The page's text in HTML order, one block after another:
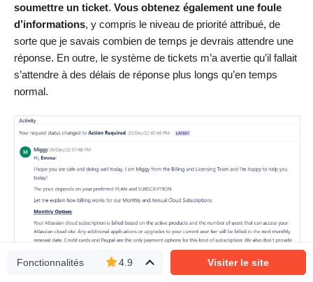
soumettre un ticket. Vous obtenez également une foule
d’informations, y compris le niveau de priorité attribué, de
sorte que je savais combien de temps je devrais attendre une
réponse. En outre, le système de tickets m’a avertie qu’il fallait
s’attendre à des délais de réponse plus longs qu’en temps
normal.
Fonctionnalités 4.9 Visiter le site